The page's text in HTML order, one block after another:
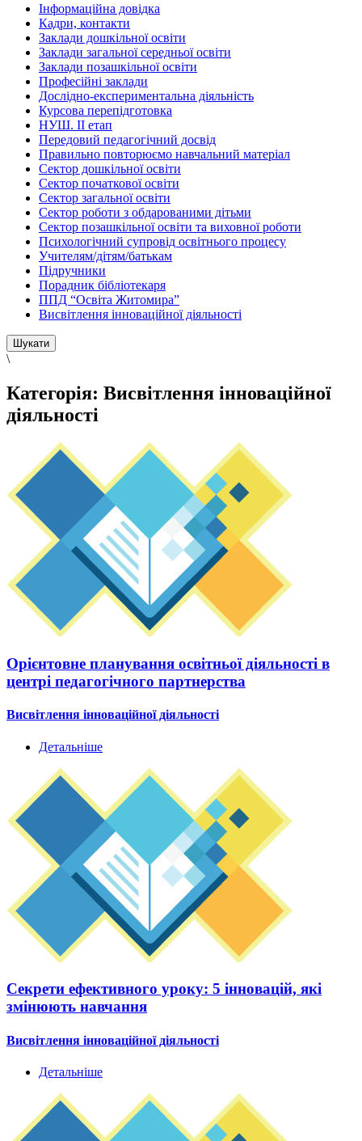
Інформаційна довідка
Кадри, контакти
Заклади дошкільної освіти
Заклади загальної середньої освіти
Заклади позашкільної освіти
Професійні заклади
Дослідно-експериментальна діяльність
Курсова перепідготовка
НУШ. ІІ етап
Передовий педагогічний досвід
Правильно повторюємо навчальний матеріал
Сектор дошкільної освіти
Сектор початкової освіти
Сектор загальної освіти
Сектор роботи з обдарованими дітьми
Сектор позашкільної освіти та виховної роботи
Психологічний супровід освітнього процесу
Учителям/дітям/батькам
Підручники
Порадник бібліотекаря
ППД “Освіта Житомира”
Висвітлення інноваційної діяльності
\
Категорія: Висвітлення інноваційної
діяльності
Орієнтовне планування освітньої діяльності в
центрі педагогічного партнерства
Висвітлення інноваційної діяльності
Детальніше
Секрети ефективного уроку: 5 інновацій, які
змінюють навчання
Висвітлення інноваційної діяльності
Детальніше